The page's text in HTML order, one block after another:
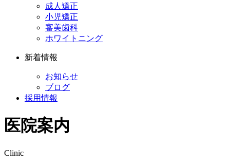
成人矯正
小児矯正
審美歯科
ホワイトニング
新着情報
お知らせ
ブログ
採用情報
医院案内
Clinic